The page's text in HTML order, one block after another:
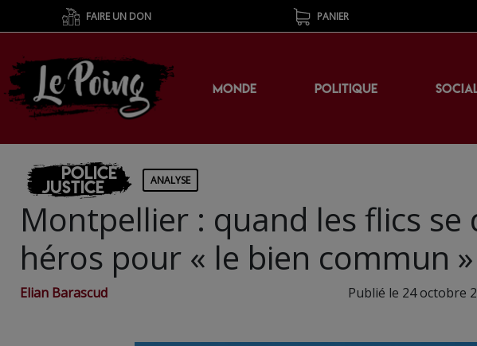
FAIRE UN DON PANIER
MONDE POLITIQUE
Police
Justice ANALYSE
Montpellier : quand les flics se
héros pour « le bien commun »
Elian Barascud Publié le 24 octobre